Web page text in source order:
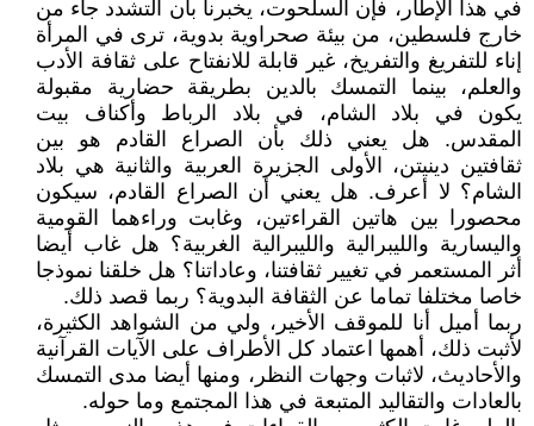
في هذا الإطار، فإن السلحوت، يخبرنا بأن التشدد جاء من
خارج فلسطين، من بيئة صحراوية بدوية، ترى في المرأة
إناء للتفريغ والتفريخ، غير قابلة للانفتاح على ثقافة الأدب
والعلم، بينما التمسك بالدين بطريقة حضارية مقبولة
يكون في بلاد الشام، في بلاد الرباط وأكناف بيت
المقدس. هل يعني ذلك بأن الصراع القادم هو بين
ثقافتين دينيتن، الأولى الجزيرة العربية والثانية هي بلاد
الشام؟ لا أعرف. هل يعني أن الصراع القادم، سيكون
محصورا بين هاتين القراءتين، وغابت وراءهما القومية
واليسارية والليبرالية والليبرالية الغربية؟ هل غاب أيضا
أثر المستعمر في تغيير ثقافتنا، وعاداتنا؟ هل خلقنا نموذجا
خاصا مختلفا تماما عن الثقافة البدوية؟ ربما قصد ذلك.
ربما أميل أنا للموقف الأخير، ولي من الشواهد الكثيرة،
لأثبت ذلك، أهمها اعتماد كل الأطراف على الآيات القرآنية
والأحاديث، لاثبات وجهات النظر، ومنها أيضا مدى التمسك
بالعادات والتقاليد المتبعة في هذا المجتمع وما حوله.